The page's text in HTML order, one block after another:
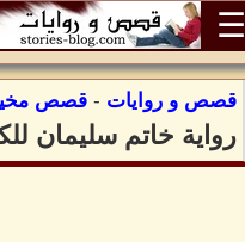
☰
قصص و روايات - قصص
رواية خاتم سليمان